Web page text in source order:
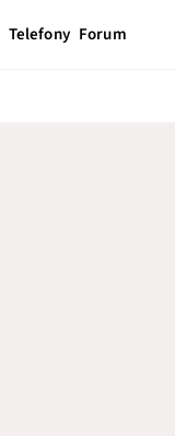
Telefony Forum